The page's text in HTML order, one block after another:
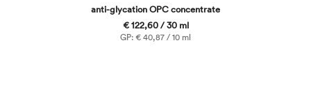
anti-glycation OPC concentrate
€ 122,60 / 30 ml
GP: € 40,87 / 10 ml